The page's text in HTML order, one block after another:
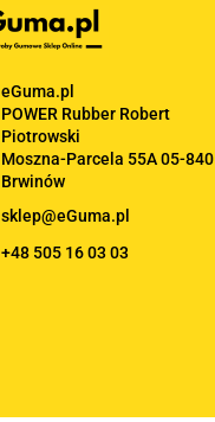
eGuma.pl
POWER Rubber Robert
Piotrowski
Moszna-Parcela 55A 05-840
Brwinów
sklep@eGuma.pl
+48 505 16 03 03